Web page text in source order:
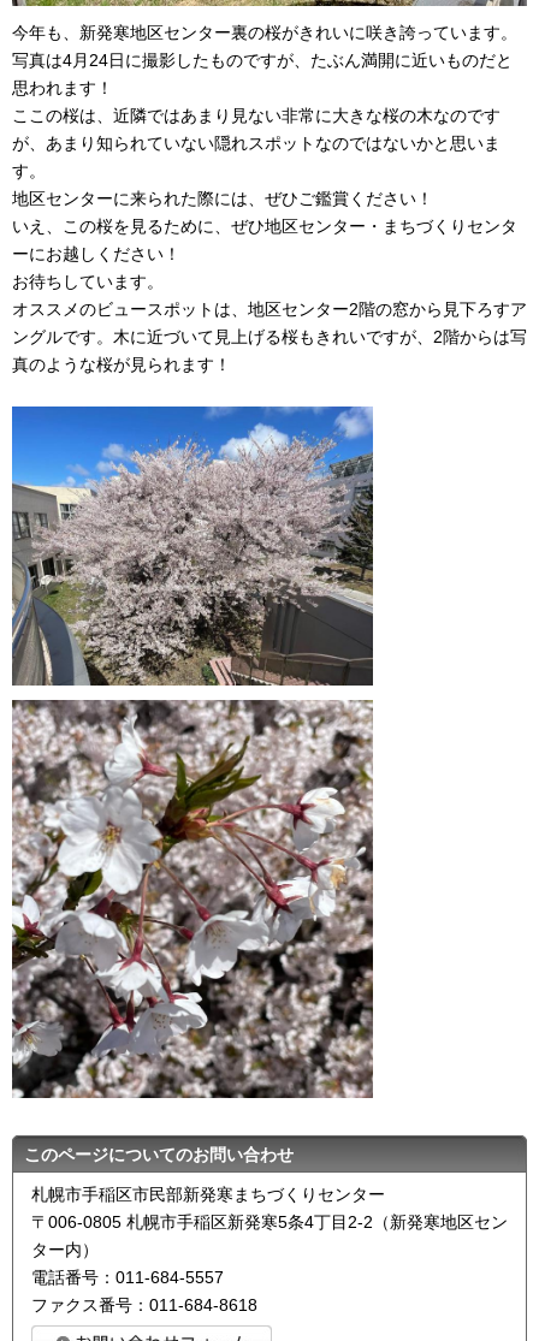
今年も、新発寒地区センター裏の桜がきれいに咲き誇っています。
写真は4月24日に撮影したものですが、たぶん満開に近いものだと
思われます！
ここの桜は、近隣ではあまり見ない非常に大きな桜の木なのです
が、あまり知られていない隠れスポットなのではないかと思いま
す。
地区センターに来られた際には、ぜひご鑑賞ください！
いえ、この桜を見るために、ぜひ地区センター・まちづくりセンタ
ーにお越しください！
お待ちしています。
オススメのビュースポットは、地区センター2階の窓から見下ろすア
ングルです。木に近づいて見上げる桜もきれいですが、2階からは写
真のような桜が見られます！
このページについてのお問い合わせ
札幌市手稲区市民部新発寒まちづくりセンター
〒006-0805 札幌市手稲区新発寒5条4丁目2-2（新発寒地区セン
ター内）
電話番号：011-684-5557
ファクス番号：011-684-8618